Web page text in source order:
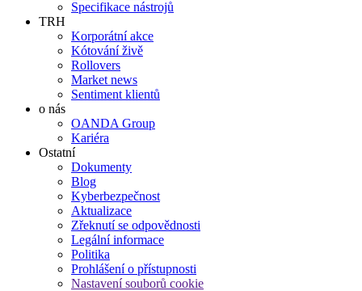
Specifikace nástrojů
TRH
Korporátní akce
Kótování živě
Rollovers
Market news
Sentiment klientů
o nás
OANDA Group
Kariéra
Ostatní
Dokumenty
Blog
Kyberbezpečnost
Aktualizace
Zřeknutí se odpovědnosti
Legální informace
Politika
Prohlášení o přístupnosti
Nastavení souborů cookie